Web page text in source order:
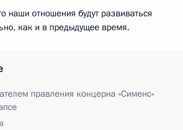
наши отношения будут развиваться
как и в предыдущее время.
правления концерна «Сименс»